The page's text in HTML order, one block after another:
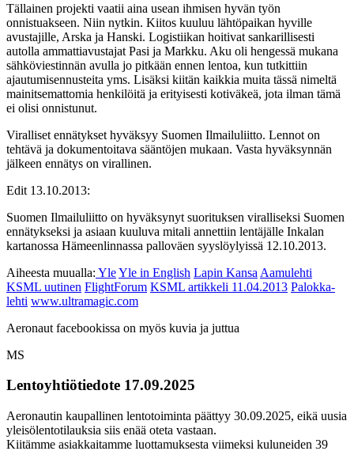
Tällainen projekti vaatii aina usean ihmisen hyvän työn
onnistuakseen. Niin nytkin. Kiitos kuuluu lähtöpaikan hyville
avustajille, Arska ja Hanski. Logistiikan hoitivat sankarillisesti
autolla ammattiavustajat Pasi ja Markku. Aku oli hengessä mukana
sähköviestinnän avulla jo pitkään ennen lentoa, kun tutkittiin
ajautumisennusteita yms. Lisäksi kiitän kaikkia muita tässä nimeltä
mainitsemattomia henkilöitä ja erityisesti kotiväkeä, jota ilman tämä
ei olisi onnistunut.
Viralliset ennätykset hyväksyy Suomen Ilmailuliitto. Lennot on
tehtävä ja dokumentoitava sääntöjen mukaan. Vasta hyväksynnän
jälkeen ennätys on virallinen.
Edit 13.10.2013:
Suomen Ilmailuliitto on hyväksynyt suorituksen viralliseksi Suomen
ennätykseksi ja asiaan kuuluva mitali annettiin lentäjälle Inkalan
kartanossa Hämeenlinnassa palloväen syyslöylyissä 12.10.2013.
Aiheesta muualla: YleYle in English Lapin Kansa Aamulehti
KSML uutinen FlightForum KSML artikkeli 11.04.2013 Palokka-
lehti www.ultramagic.com
Aeronaut facebookissa on myös kuvia ja juttua
MS
Lentoyhtiötiedote 17.09.2025
Aeronautin kaupallinen lentotoiminta päättyy 30.09.2025, eikä uusia
yleisölentotilauksia siis enää oteta vastaan.
Kiitämme asiakkaitamme luottamuksesta viimeksi kuluneiden 39